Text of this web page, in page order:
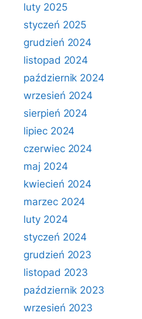
luty 2025
styczeń 2025
grudzień 2024
listopad 2024
październik 2024
wrzesień 2024
sierpień 2024
lipiec 2024
czerwiec 2024
maj 2024
kwiecień 2024
marzec 2024
luty 2024
styczeń 2024
grudzień 2023
listopad 2023
październik 2023
wrzesień 2023